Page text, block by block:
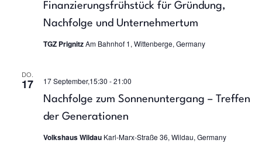
Finanzierungsfrühstück für Gründung,
Nachfolge und Unternehmertum
TGZ PrignitzAm Bahnhof 1, Wittenberge, Germany
DO.
17
Nachfolge zum Sonnenuntergang – Treffen
der Generationen
17 September,15:30 -21:00
Volkshaus Wildau Karl-Marx-Straße 36, Wildau, Germany